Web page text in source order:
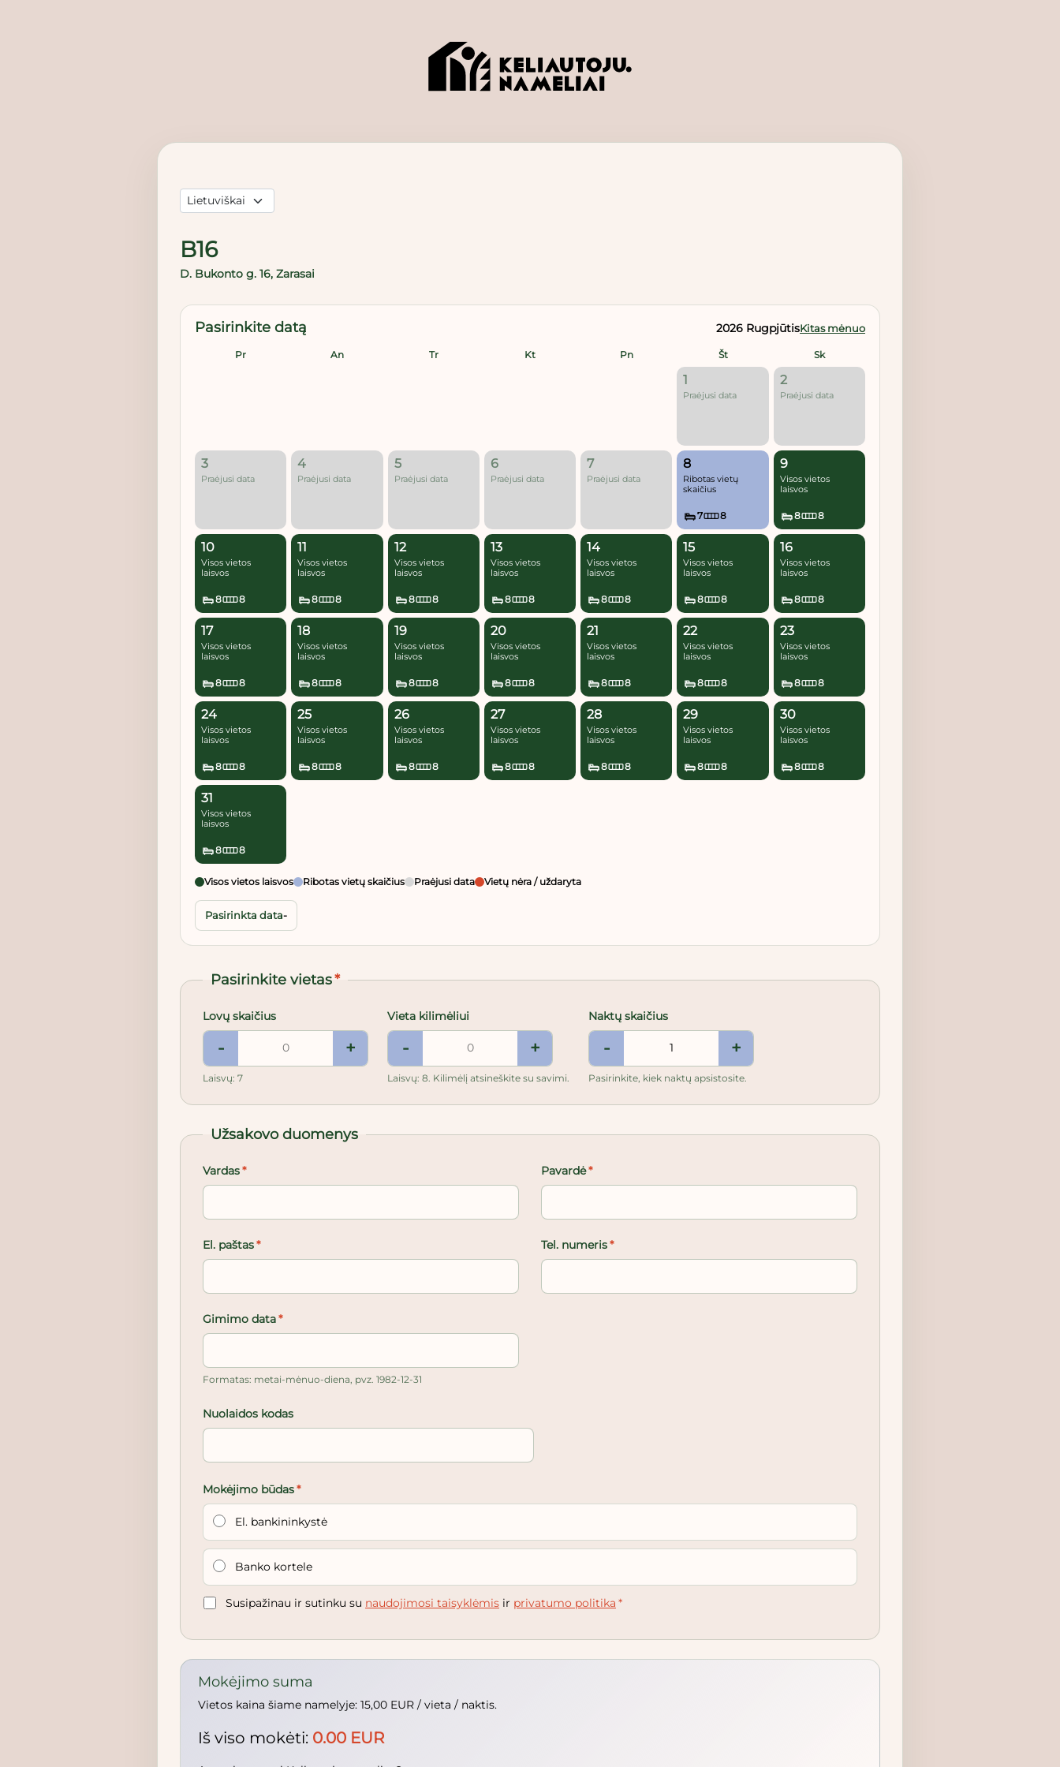
B16
D. Bukonto g. 16, Zarasai
Pasirinkite datą 2026 RugpjūtisKitas mėnuo
Pr An Tr Kt Pn Št Sk
1
Praėjusi data
2
Praėjusi data
3
Praėjusi data
4
Praėjusi data
5
Praėjusi data
6
Praėjusi data
7
Praėjusi data
8
Ribotas vietų
skaičius
7 8
9
Visos vietos
laisvos
8 8
10
Visos vietos
laisvos
8 8
11
Visos vietos
laisvos
8 8
12
Visos vietos
laisvos
8 8
13
Visos vietos
laisvos
8 8
14
Visos vietos
laisvos
8 8
15
Visos vietos
laisvos
8 8
16
Visos vietos
laisvos
8 8
17
Visos vietos
laisvos
8 8
18
Visos vietos
laisvos
8 8
19
Visos vietos
laisvos
8 8
20
Visos vietos
laisvos
8 8
21
Visos vietos
laisvos
8 8
22
Visos vietos
laisvos
8 8
23
Visos vietos
laisvos
8 8
24
Visos vietos
laisvos
8 8
25
Visos vietos
laisvos
8 8
26
Visos vietos
laisvos
8 8
27
Visos vietos
laisvos
8 8
28
Visos vietos
laisvos
8 8
29
Visos vietos
laisvos
8 8
30
Visos vietos
laisvos
8 8
31
Visos vietos
laisvos
8 8
Visos vietos laisvos Ribotas vietų skaičius Praėjusi data Vietų nėra / uždaryta
Pasirinkta data-
Pasirinkite vietas*
Lovų skaičius
- +
Laisvų: 7
Vieta kilimėliui
- +
Laisvų: 8. Kilimėlį atsineškite su savimi.
Naktų skaičius
- +
Pasirinkite, kiek naktų apsistosite.
Užsakovo duomenys
Vardas* Pavardė*
El. paštas* Tel. numeris*
Gimimo data*
Formatas: metai-mėnuo-diena, pvz. 1982-12-31
Nuolaidos kodas
Mokėjimo būdas*
El. bankininkystė
Banko kortele
Susipažinau ir sutinku su naudojimosi taisyklėmis ir privatumo politika *
Mokėjimo suma
Vietos kaina šiame namelyje: 15,00 EUR / vieta / naktis.
Iš viso mokėti: 0.00 EUR